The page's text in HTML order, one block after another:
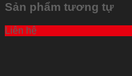
Sản phẩm tương tự
Liên hệ